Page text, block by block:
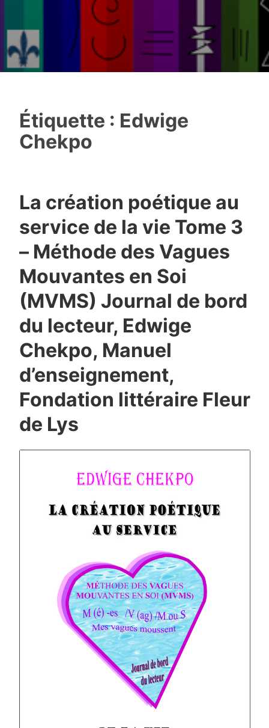
Étiquette : Edwige
Chekpo
La création poétique au
service de la vie Tome 3
– Méthode des Vagues
Mouvantes en Soi
(MVMS) Journal de bord
du lecteur, Edwige
Chekpo, Manuel
d’enseignement,
Fondation littéraire Fleur
de Lys